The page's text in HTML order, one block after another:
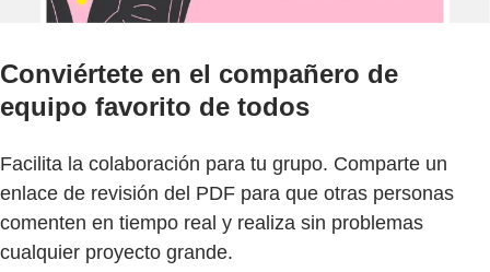
Conviértete en el compañero de
equipo favorito de todos
Facilita la colaboración para tu grupo. Comparte un
enlace de revisión del PDF para que otras personas
comenten en tiempo real y realiza sin problemas
cualquier proyecto grande.